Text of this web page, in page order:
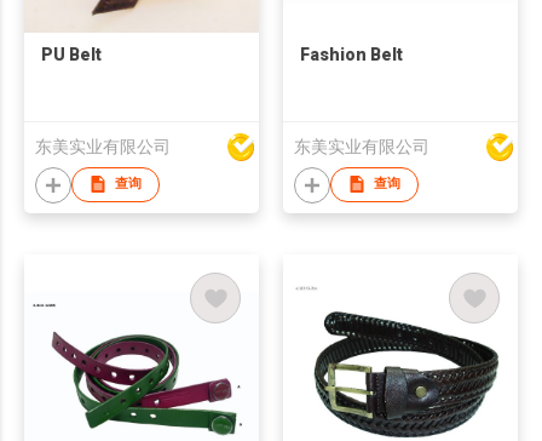
PU Belt
东美实业有限公司
查询
Fashion Belt
东美实业有限公司
查询